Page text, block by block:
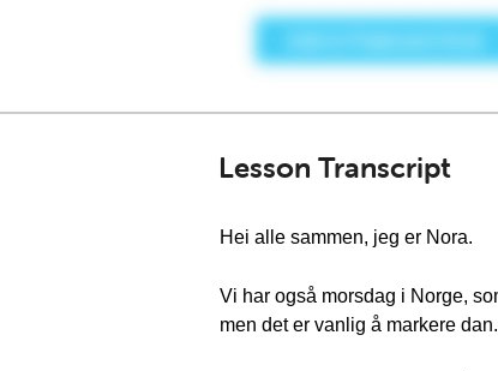
Lesson Transcript
Hei alle sammen, jeg er Nora.
Vi har også morsdag i Norge,
men det er vanlig å markere dan.